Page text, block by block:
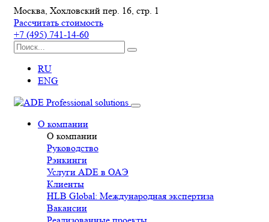
Москва, Хохловский пер. 16, стр. 1
Рассчитать стоимость
+7 (495) 741-14-60
RU
ENG
О компании
О компании
Руководство
Рэнкинги
Услуги ADE в ОАЭ
Клиенты
HLB Global: Международная экспертиза
Вакансии